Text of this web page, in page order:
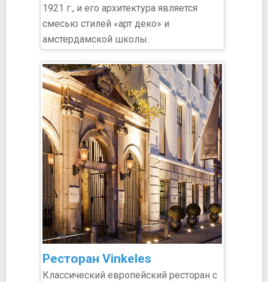
1921 г., и его архитектура является
смесью стилей «арт деко» и
амстердамской школы.
Ресторан Vinkeles
Классический европейский ресторан с